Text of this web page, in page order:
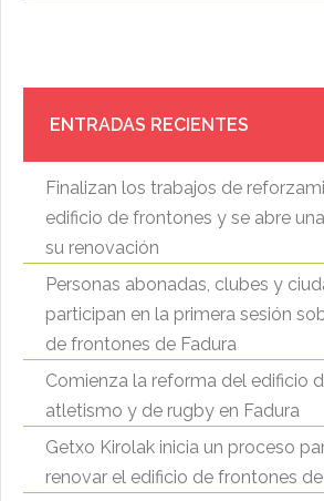
ENTRADAS RECIENTES
Finalizan los trabajos de
edificio de frontones y se abre
su renovación
Personas abonadas, clubes y
participan en la primera sesión
de frontones de Fadura
Comienza la reforma del edificio
atletismo y de rugby en Fadura
Getxo Kirolak inicia un proceso
renovar el edificio de frontones